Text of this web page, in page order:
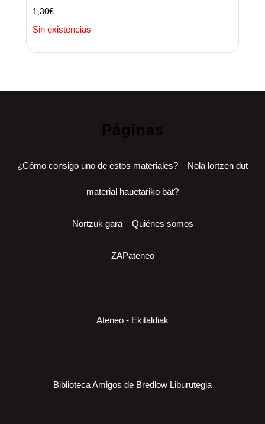
1,30€
Sin existencias
Páginas
¿Cómo consigo uno de estos materiales? – Nola lortzen dut
material hauetariko bat?
Nortzuk gara – Quiénes somos
ZAPateneo
Ateneo - Ekitaldiak
Biblioteca Amigos de Bredlow Liburutegia